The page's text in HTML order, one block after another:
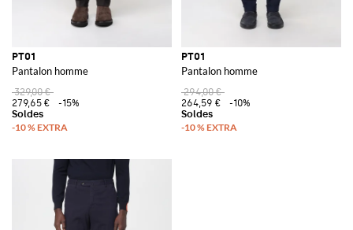
PT01
Pantalon homme
329,00 €
279,65 €
-15%
PT01
Pantalon homme
294,00 €
264,59 €
-10%